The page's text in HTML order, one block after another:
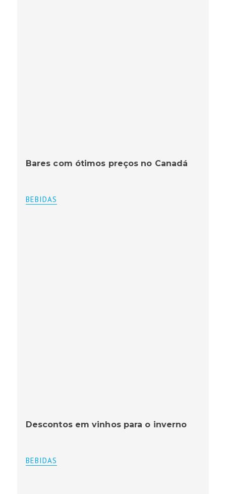
Bares com ótimos preços no Canadá
BEBIDAS
Descontos em vinhos para o inverno
BEBIDAS